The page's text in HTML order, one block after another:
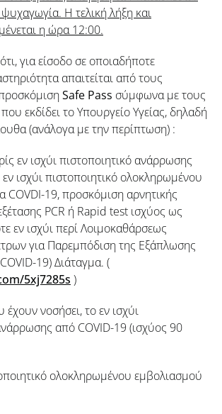
Η τελική λήξη και
η ώρα 12:00.
για είσοδο σε οποιαδήποτε
απαιτείται από τους
Safe Pass σύμφωνα με τους
εκδίδει το Υπουργείο Υγείας, δηλαδή
(ανάλογα με την περίπτωση) :
εν ισχύι πιστοποιητικό ανάρρωσης
ισχύι πιστοποιητικό ολοκληρωμένου
COVDI-19, προσκόμιση αρνητικής
PCR ή Rapid test ισχύος ως
εν ισχύι περί Λοιμοκαθάρσεως
για Παρεμπόδιση της Εξάπλωσης
19) Διάταγμα. (
5xj7285s )
νοσήσει, το εν ισχύι
από COVID-19 (ισχύος 90
ολοκληρωμένου εμβολιασμού